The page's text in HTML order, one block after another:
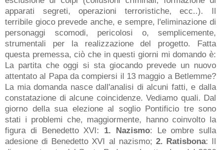
apparati segreti, operazioni terroristiche, ecc..). Il
terribile gioco prevede anche, e sempre, l'eliminazione di
personaggi scomodi, pericolosi o, semplicemente,
strumentali per la realizzazione del progetto. Fatta
questa premessa, ciò che in questi giorni mi domando è:
La partita che oggi si sta giocando prevede un nuovo
attentato al Papa da compiersi il 13 maggio a Betlemme?
La mia domanda nasce dall'analisi di alcuni fatti, e dalla
constatazione di alcune coincidenze. Vediamo quali. Dal
giorno della sua elezione al soglio Pontificio tre sono
stati i problemi che, maggiormente, hanno coinvolto la
figura di Benedetto XVI: 1. Nazismo: Le ombre sulla
adesione di Benedetto XVI al nazismo; 2. Ratisbona: Il